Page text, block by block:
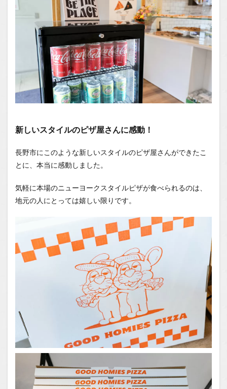
新しいスタイルのピザ屋さんに感動！
長野市にこのような新しいスタイルのピザ屋さんができたこ
とに、本当に感動しました。
気軽に本場のニューヨークスタイルピザが食べられるのは、
地元の人にとっては嬉しい限りです。